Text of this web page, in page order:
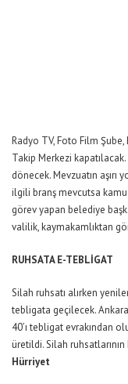
Radyo TV, Foto Film Şube,
Takip Merkezi
dönecek. Mevzuatın aşırı
ilgili branş mevcutsa
görev yapan belediye
valilik, kaymakamlıktan
RUHSATA E-TEBLİGAT
Silah ruhsatı alırken
tebligata geçilecek.
40’ı tebligat evrakından
üretildi. Silah
Hürriyet